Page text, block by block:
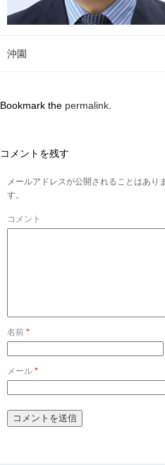
沖園
Bookmark the permalink
コメントを残す
メールアドレスが公開されることはあり
す。
コメント
名前 *
メール *